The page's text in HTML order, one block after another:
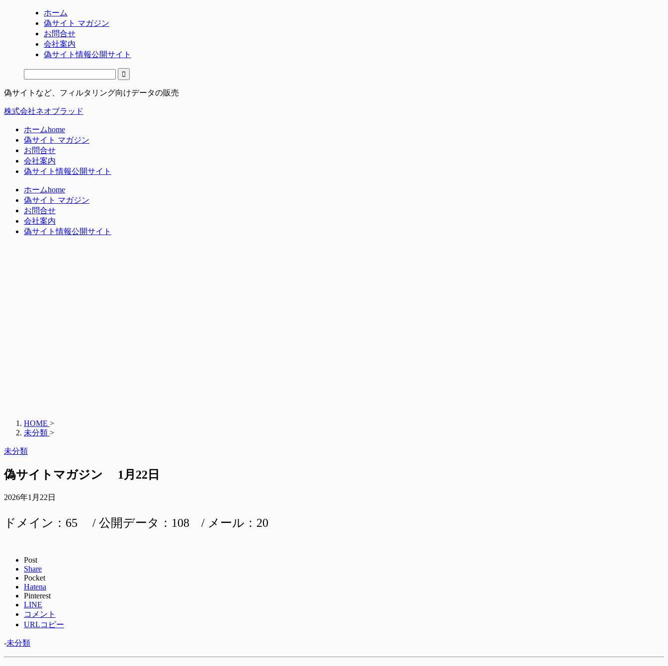
ホーム
偽サイト マガジン
お問合せ
会社案内
偽サイト情報公開サイト
偽サイトなど、フィルタリング向けデータの販売
株式会社ネオブラッド
ホームhome
偽サイト マガジン
お問合せ
会社案内
偽サイト情報公開サイト
ホームhome
偽サイト マガジン
お問合せ
会社案内
偽サイト情報公開サイト
HOME >
未分類 >
未分類
偽サイトマガジン 1月22日
2026年1月22日
ドメイン：65 / 公開データ：108 / メール：20
Post
Share
Pocket
Hatena
Pinterest
LINE
コメント
URLコピー
-未分類